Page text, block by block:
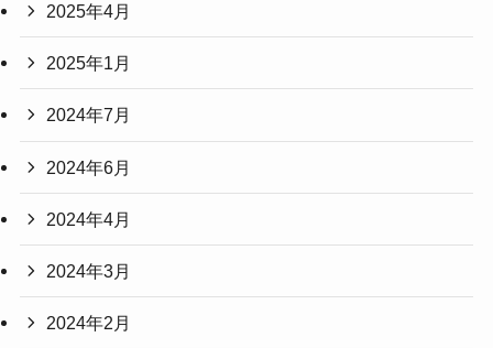
2025年4月
2025年1月
2024年7月
2024年6月
2024年4月
2024年3月
2024年2月